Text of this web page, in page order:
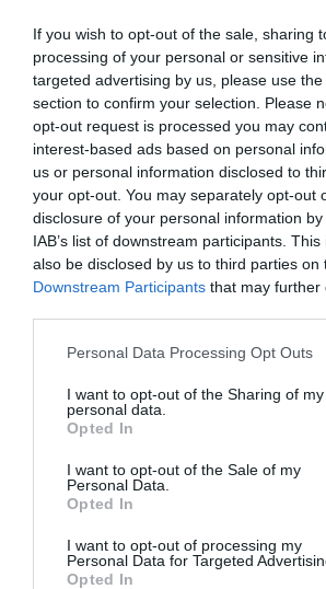
If you wish to opt-out of the sale, sharing
processing of your personal or sensitive
targeted advertising by us, please use
section to confirm your selection. Please
opt-out request is processed you may
interest-based ads based on personal
us or personal information disclosed to
your opt-out. You may separately opt-out
disclosure of your personal information
IAB’s list of downstream participants.
also be disclosed by us to third parties on
Downstream Participants that may further
Personal Data Processing Opt Outs
I want to opt-out of the Sharing of my
personal data.
Opted In
I want to opt-out of the Sale of my
Personal Data.
Opted In
I want to opt-out of processing my
Personal Data for Targeted
Opted In
ACTIVAR ARA
RELACIONADES
"Com a català,
comprar-ho tot per
Amazon és una
irresponsabilitat"
Si tenim un mal
aerolínia, cal
reclamar sempre,